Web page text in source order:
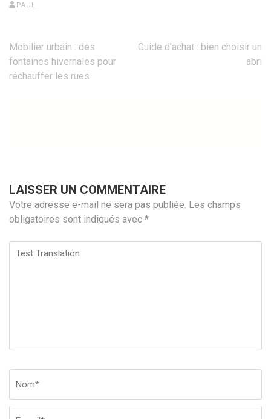
PAUL
Navigation
de
l’article
Mobilier urbain : des
fontaines hivernales pour
réchauffer les rues
Guide d’achat : bien choisir un
abri
LAISSER UN COMMENTAIRE
Votre adresse e-mail ne sera pas publiée. Les champs
obligatoires sont indiqués avec *
Test